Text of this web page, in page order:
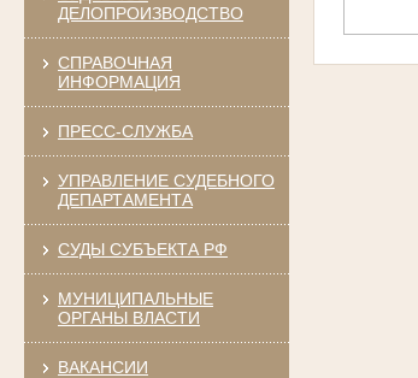
ДЕЛОПРОИЗВОДСТВО
СПРАВОЧНАЯ
ИНФОРМАЦИЯ
ПРЕСС-СЛУЖБА
УПРАВЛЕНИЕ СУДЕБНОГО
ДЕПАРТАМЕНТА
СУДЫ СУБЪЕКТА РФ
МУНИЦИПАЛЬНЫЕ
ОРГАНЫ ВЛАСТИ
ВАКАНСИИ